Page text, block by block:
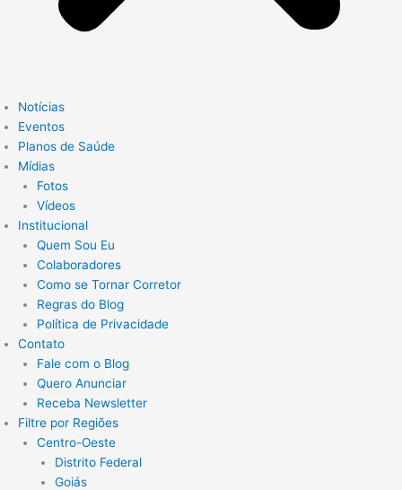
Notícias
Eventos
Planos de Saúde
Mídias
Fotos
Vídeos
Institucional
Quem Sou Eu
Colaboradores
Como se Tornar Corretor
Regras do Blog
Política de Privacidade
Contato
Fale com o Blog
Quero Anunciar
Receba Newsletter
Filtre por Regiões
Centro-Oeste
Distrito Federal
Goiás